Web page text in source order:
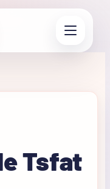
Tsfat